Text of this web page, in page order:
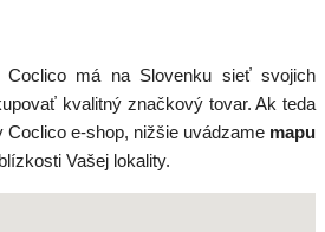
má na Slovenku sieť svojich
kvalitný značkový tovar. Ak teda
e-shop, nižšie uvádzame mapu
Vašej lokality.